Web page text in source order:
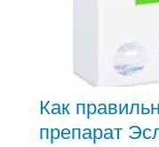
Как
препарат